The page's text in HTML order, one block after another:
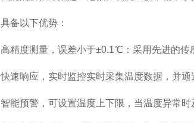
具备以下优势：
高精度测量，误差小于±0.1℃：采用先进的传
快速响应，实时监控实时采集温度数据，并
智能预警，可设置温度上下限，当温度异常